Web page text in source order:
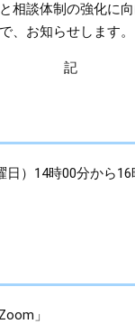
相談体制の強化に
、お知らせします。
記
日）14時00分から16
」